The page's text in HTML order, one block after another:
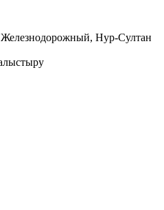
Нур-Султан